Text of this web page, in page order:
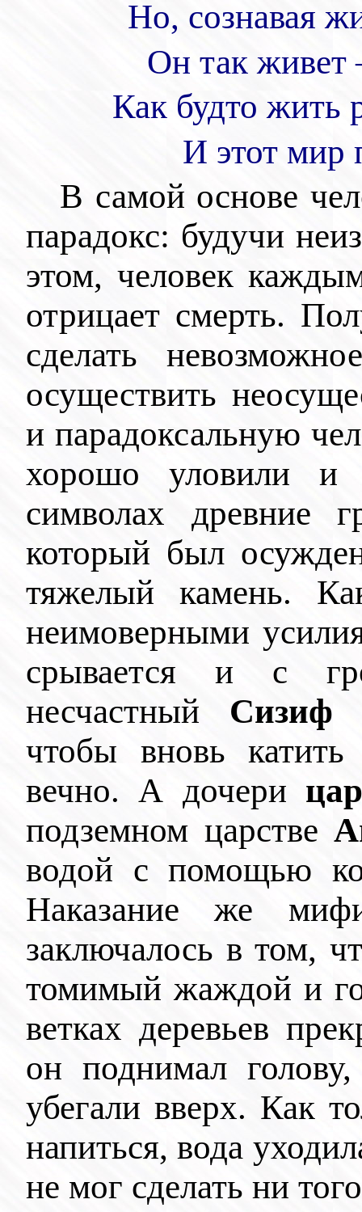
Но, сознавая
Он так живет
Как будто жить
И этот мир
В самой основе
парадокс: будучи
этом, человек
отрицает смерть.
сделать
осуществить
и парадоксальную
хорошо уловили и
символах древние
который был
тяжелый камень.
неимоверными
срывается и с
несчастный Сизиф
чтобы вновь
вечно. А дочери
подземном царстве
водой с помощью
Наказание же
заключалось в том,
томимый жаждой и
ветках деревьев
он поднимал
убегали вверх. Как
напиться, вода
не мог сделать ни